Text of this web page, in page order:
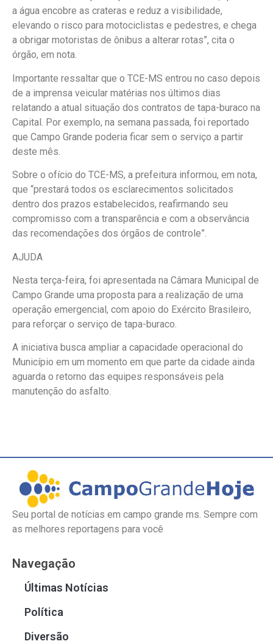
a água encobre as crateras e reduz a visibilidade,
elevando o risco para motociclistas e pedestres, e chega
a obrigar motoristas de ônibus a alterar rotas”, cita o
órgão, em nota.
Importante ressaltar que o TCE-MS entrou no caso depois
de a imprensa veicular matérias nos últimos dias
relatando a atual situação dos contratos de tapa-buraco na
Capital. Por exemplo, na semana passada, foi reportado
que Campo Grande poderia ficar sem o serviço a partir
deste mês.
Sobre o ofício do TCE-MS, a prefeitura informou, em nota,
que “prestará todos os esclarecimentos solicitados
dentro dos prazos estabelecidos, reafirmando seu
compromisso com a transparência e com a observância
das recomendações dos órgãos de controle”.
AJUDA
Nesta terça-feira, foi apresentada na Câmara Municipal de
Campo Grande uma proposta para a realização de uma
operação emergencial, com apoio do Exército Brasileiro,
para reforçar o serviço de tapa-buraco.
A iniciativa busca ampliar a capacidade operacional do
Município em um momento em que parte da cidade ainda
aguarda o retorno das equipes responsáveis pela
manutenção do asfalto.
Seu portal de notícias em campo grande ms. Sempre com
as melhores reportagens para você
Navegação
Últimas Notícias
Política
Diversão